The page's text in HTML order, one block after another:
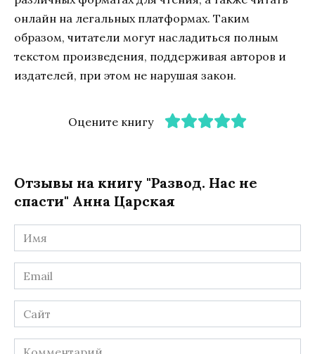
онлайн на легальных платформах. Таким
образом, читатели могут насладиться полным
текстом произведения, поддерживая авторов и
издателей, при этом не нарушая закон.
Оцените книгу
Отзывы на книгу "Развод. Нас не
спасти" Анна Царская
Имя
*
Email
*
Сайт
Комментарий